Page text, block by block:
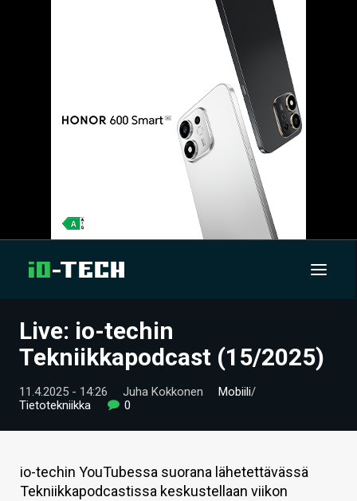
UUTISET
VIDEOT
TIETOA
Live: io-techin
Tekniikkapodcast (15/2025)
11.4.2025 - 14:26 Juha Kokkonen Mobiili/
Tietotekniikka
0
io-techin YouTubessa suorana lähetettävässä
Tekniikkapodcastissa keskustellaan viikon